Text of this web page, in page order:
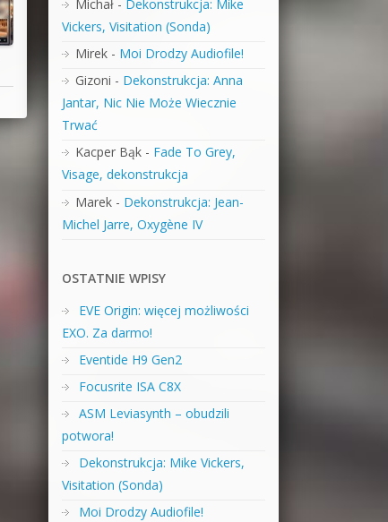
Michał- Dekonstrukcja: Mike
Vickers, Visitation (Sonda)
Mirek- Moi Drodzy Audiofile!
Gizoni - Dekonstrukcja: Anna
Jantar, Nic Nie Może Wiecznie
Trwać
Kacper Bąk- Fade To Grey,
Visage, dekonstrukcja
Marek- Dekonstrukcja: Jean-
Michel Jarre, Oxygène IV
OSTATNIE WPISY
EVE Origin: więcej możliwości
EXO. Za darmo!
Eventide H9 Gen2
Focusrite ISA C8X
ASM Leviasynth – obudzili
potwora!
Dekonstrukcja: Mike Vickers,
Visitation (Sonda)
Moi Drodzy Audiofile!